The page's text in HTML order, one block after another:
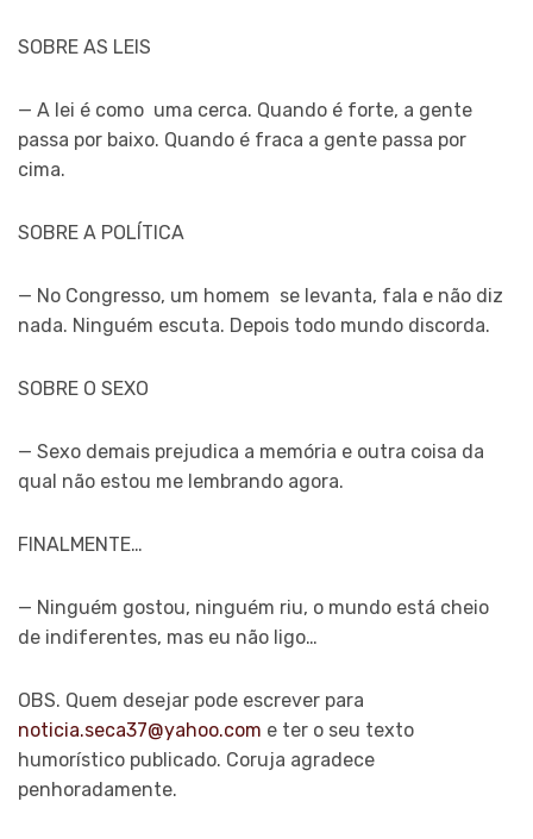
SOBRE AS LEIS
— A lei é como uma cerca. Quando é forte, a gente
passa por baixo. Quando é fraca a gente passa por
cima.
SOBRE A POLÍTICA
— No Congresso, um homem se levanta, fala e não diz
nada. Ninguém escuta. Depois todo mundo discorda.
SOBRE O SEXO
— Sexo demais prejudica a memória e outra coisa da
qual não estou me lembrando agora.
FINALMENTE…
— Ninguém gostou, ninguém riu, o mundo está cheio
de indiferentes, mas eu não ligo…
OBS. Quem desejar pode escrever para
noticia.seca37@yahoo.com e ter o seu texto
humorístico publicado. Coruja agradece
penhoradamente.